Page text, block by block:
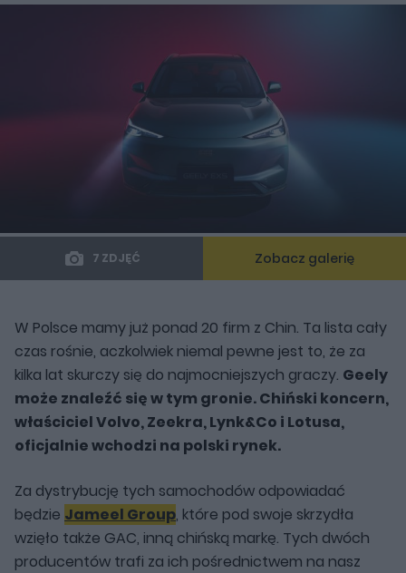
7 ZDJĘĆ Zobacz galerię
W Polsce mamy już ponad 20 firm z Chin. Ta lista cały
czas rośnie, aczkolwiek niemal pewne jest to, że za
kilka lat skurczy się do najmocniejszych graczy. Geely
może znaleźć się w tym gronie. Chiński koncern,
właściciel Volvo, Zeekra, Lynk&Co i Lotusa,
oficjalnie wchodzi na polski rynek.
Za dystrybucję tych samochodów odpowiadać
będzie Jameel Group, które pod swoje skrzydła
wzięło także GAC, inną chińską markę. Tych dwóch
producentów trafi za ich pośrednictwem na nasz